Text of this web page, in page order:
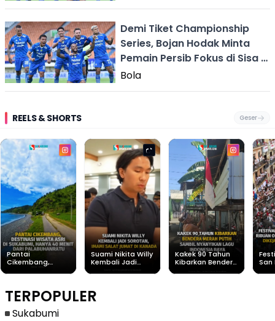
Demi Tiket Championship
Series, Bojan Hodak Minta
Pemain Persib Fokus di Sisa 5
Laga
Bola
REELS & SHORTS Geser
Pantai
Cikembang,
Dari
Palabuhanratu
Suami Nikita Willy
Kembali Jadi
Kakek 90 Tahun
Kibarkan Bendera
San
TERPOPULER
Sukabumi